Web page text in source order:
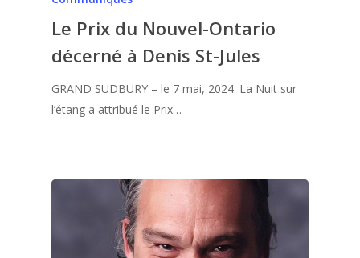
Le Prix du Nouvel-Ontario
décerné à Denis St-Jules
GRAND SUDBURY – le 7 mai, 2024. La Nuit sur
l’étang a attribué le Prix…